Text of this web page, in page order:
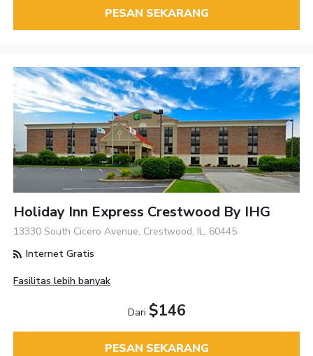
PESAN SEKARANG
Holiday Inn Express Crestwood By IHG
13330 South Cicero Avenue, Crestwood, IL, 60445
Internet Gratis
Fasilitas lebih banyak
Dari $146
PESAN SEKARANG